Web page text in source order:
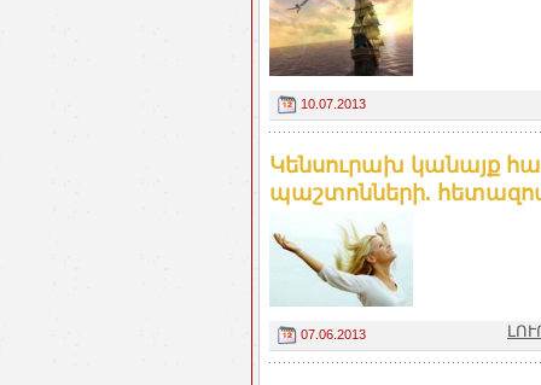
10.07.2013
Կենսուրախ կանայք
պաշտոնների.
07.06.2013